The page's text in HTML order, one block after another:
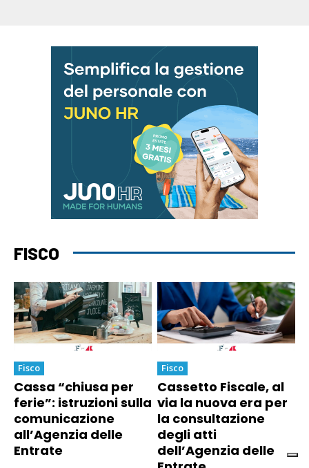
FISCO
Fisco
Cassa “chiusa per
ferie”: istruzioni sulla
comunicazione
all’Agenzia delle
Entrate
Fisco
Cassetto Fiscale, al
via la nuova era per
la consultazione
degli atti
dell’Agenzia delle